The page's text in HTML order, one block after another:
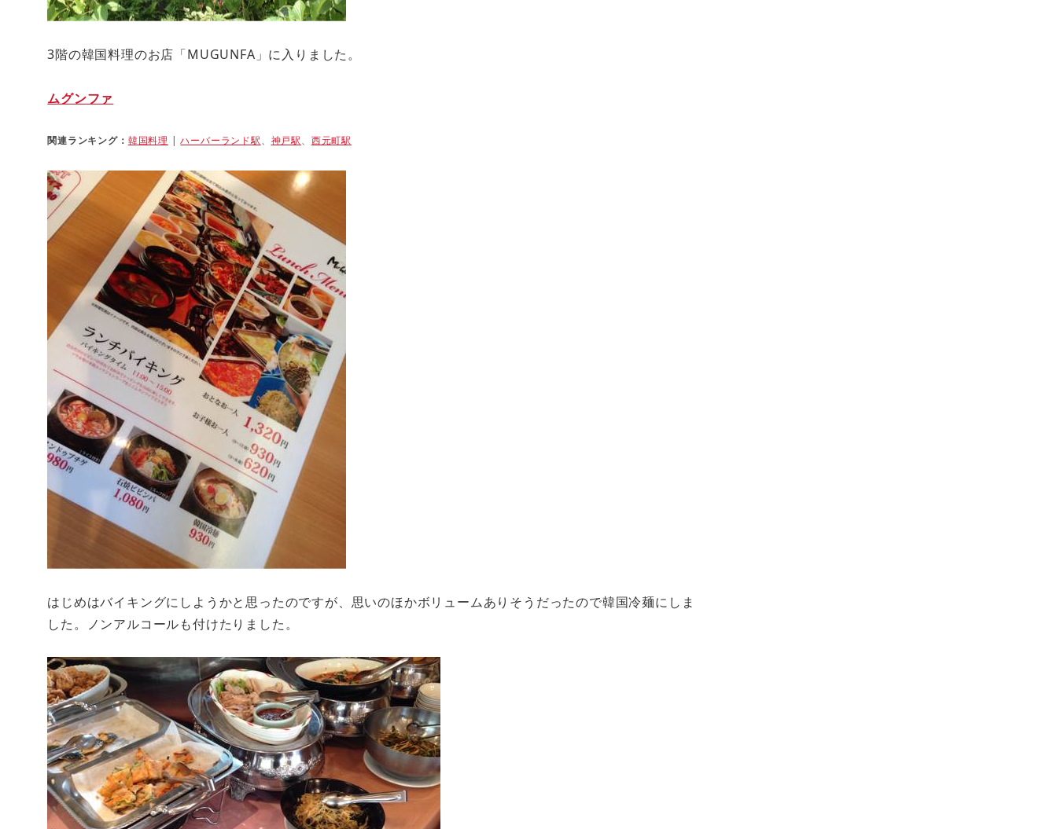
3階の韓国料理のお店「MUGUNFA」に入りました。
ムグンファ
関連ランキング： 韓国料理 |ハーバーランド駅、 神戸駅、 西元町駅
はじめはバイキングにしようかと思ったのですが、思いのほかボリュームありそうだったので韓国冷麺にしま
した。ノンアルコールも付けたりました。